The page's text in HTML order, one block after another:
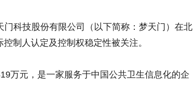
门科技股份有限公司（以下简称：梦天门）在北
制人认定及控制权稳定性被关注。
万元，是一家服务于中国公共卫生信息化的企